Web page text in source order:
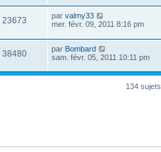
23673 par valmy33
mer. févr. 09, 2011 8:16 pm
38480 par Bombard
sam. févr. 05, 2011 10:11 pm
134 sujets